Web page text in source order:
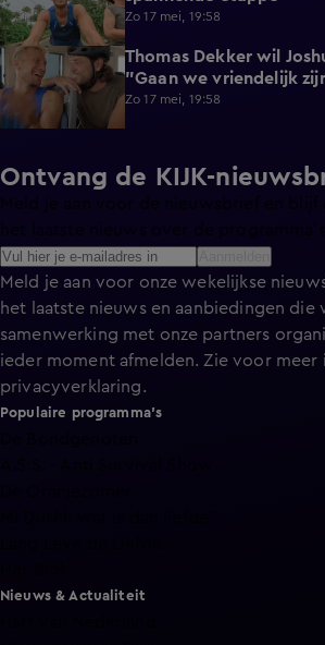
Zo 17 mei, 19:58
0:47
Thomas Dekker wil
"Gaan we vriendelijk
Zo 17 mei, 19:58
Ontvang de KIJK-
Meld je aan voor onze wekelijkse
het laatste nieuws en aanbiedingen die
samenwerking met onze partners
ieder moment afmelden. Zie voor meer
privacyverklaring.
Populaire programma's
Nieuws & Actualiteit